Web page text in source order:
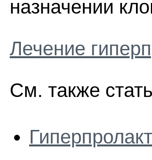
назначении
Лечение
См. также